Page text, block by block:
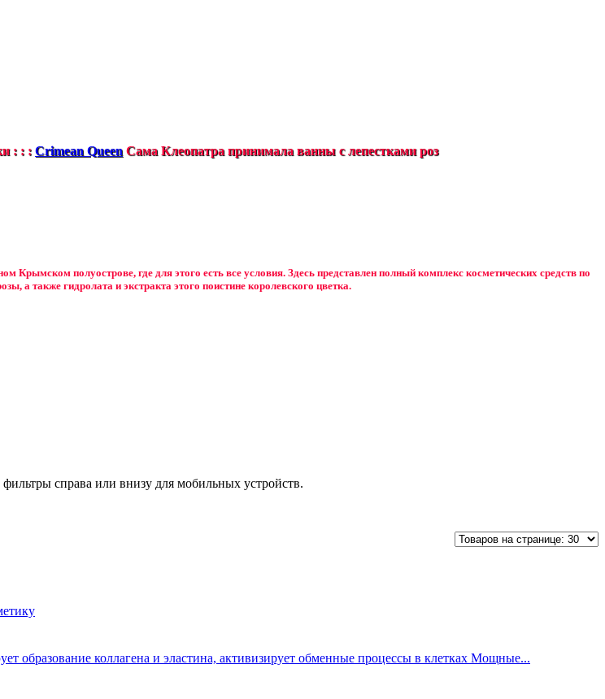
: : : Crimean Queen Сама Клеопатра принимала ванны с лепестками роз
Крымском полуострове, где для этого есть все условия. Здесь представлен полный комплекс косметических средств по
а также гидролата и экстракта этого поистине королевского цветка.
справа или внизу для мобильных устройств.
образование коллагена и эластина, активизирует обменные процессы в клетках Мощные...